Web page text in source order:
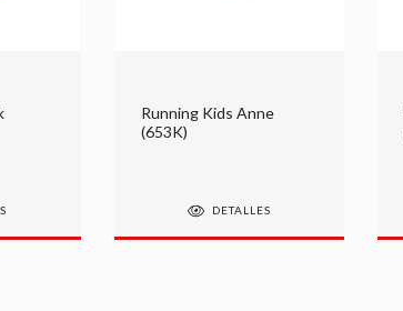
Running Kids Anne
(653K)
DETALLES